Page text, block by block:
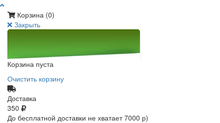
Корзина (0)
Закрыть
Корзина пуста
Очистить корзину
Доставка
350
До бесплатной доставки не хватает 7000 р)